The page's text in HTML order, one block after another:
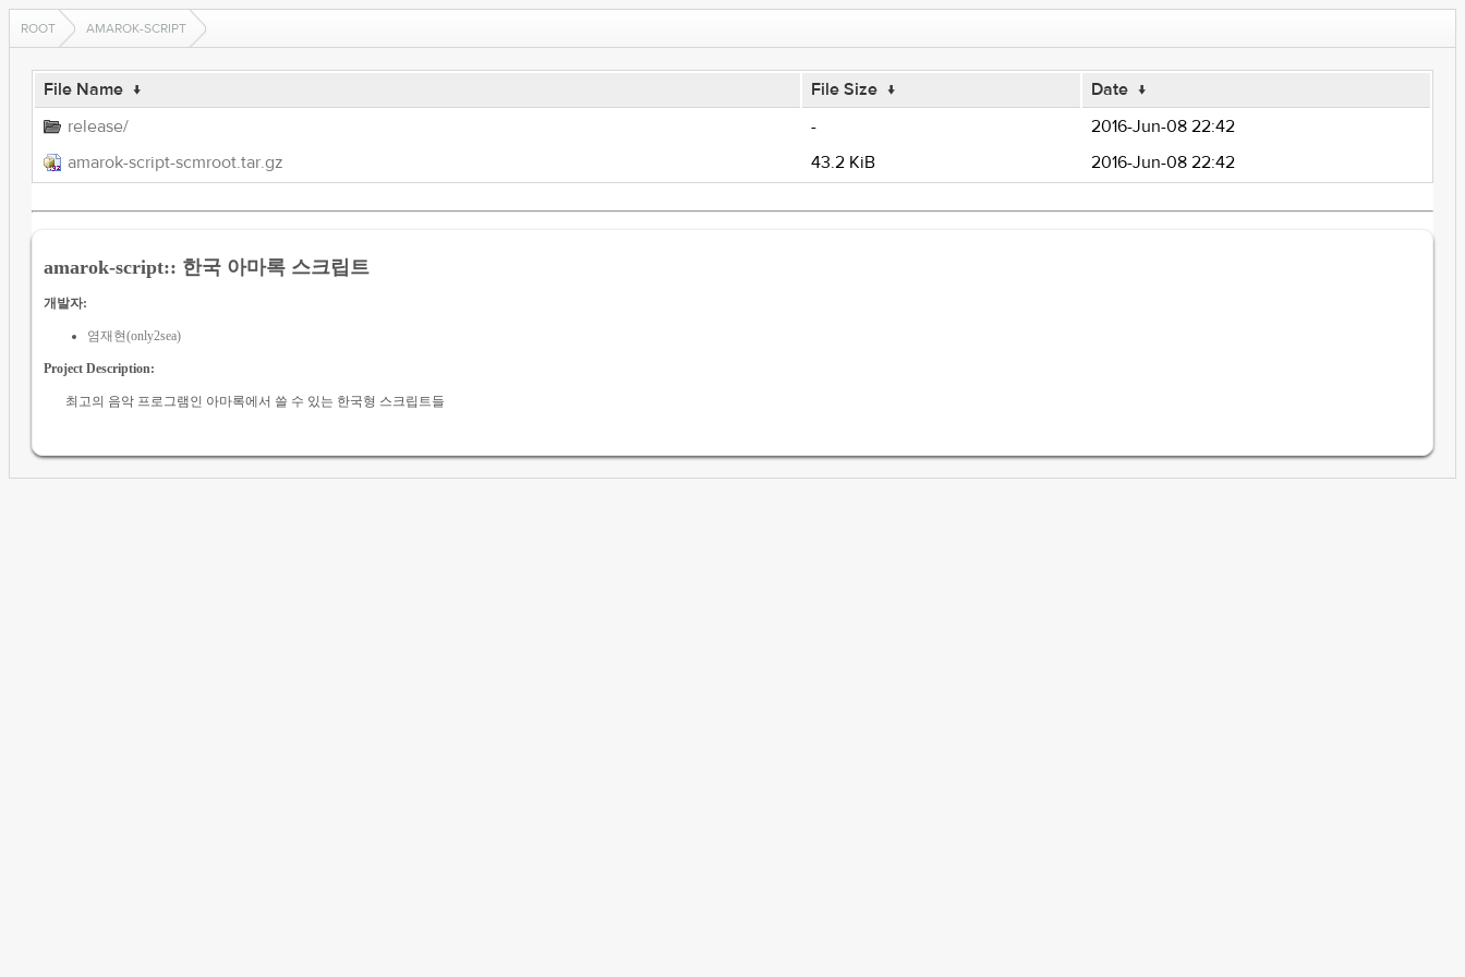
ROOT AMAROK-SCRIPT
File Name ↓ File Size ↓ Date ↓
release/
-
2016-Jun-08 22:42
amarok-script-scmroot.tar.gz
43.2 KiB 2016-Jun-08 22:42
amarok-script:: 한국 아마록 스크립트
개발자:
염재현(only2sea)
Project Description:
최고의 음악 프로그램인 아마록에서 쓸 수 있는 한국형 스크립트들